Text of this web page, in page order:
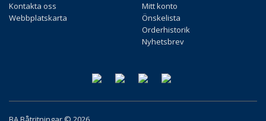
Kontakta oss
Webbplatskarta
Mitt konto
Önskelista
Orderhistorik
Nyhetsbrev